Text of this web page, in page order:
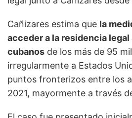
Cañizares estima que la
acceder a la residencia legal
cubanos de los más de 95
irregularmente a Estados
puntos fronterizos entre los
2021, mayormente a través